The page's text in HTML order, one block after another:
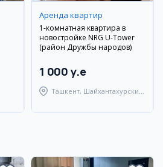
Аренда квартир
1-комнатная квартира в
новостройке NRG U-Tower
(район Дружбы народов)
1 000 y.e
Ташкент, Шайхантахурский